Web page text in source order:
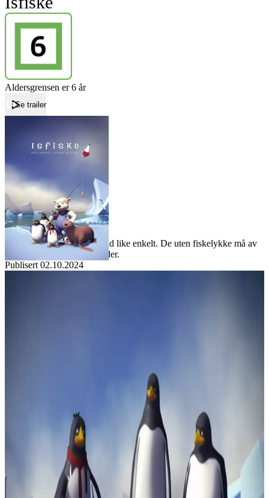
Aldersgrensen er 6 år
Se trailer
Isfiske
Film
Forfatter:
Leverandør:
Norgesfilm AS
Lisens:
Det å fange fisk er ikke alltid like enkelt. De uten fiskelykke må av
og til ty til alternative metoder.
Publisert 02.10.2024